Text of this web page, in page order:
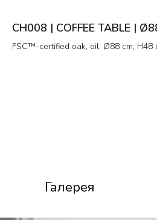
CH008 | COFFEE TABLE |
FSC™-certified oak, oil, Ø88 cm, H48
Галерея